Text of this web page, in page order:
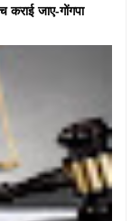
कराई जाए-गोंगपा